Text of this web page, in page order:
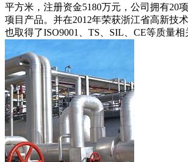
平方米，注册资金5180万元，公司拥有20
项目产品。并在2012年荣获浙江省高新技
也取得了ISO9001、TS、SIL、CE等质量相